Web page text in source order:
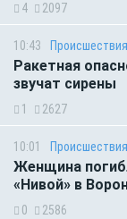
4 2097
10:43 Происшествия
Ракетная
звучат сирены
1 2627
10:01 Происшествия
Женщина
«Нивой» в
0 2586